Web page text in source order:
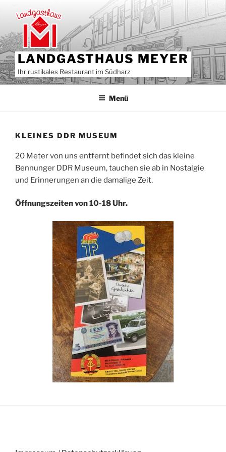
Inhalt
springen
LANDGASTHAUS MEYER
Ihr rustikales Restaurant im Südharz
Menü
KLEINES DDR MUSEUM
20 Meter von uns entfernt befindet sich das kleine
Bennunger DDR Museum, tauchen sie ab in Nostalgie
und Erinnerungen an die damalige Zeit.
Öffnungszeiten von 10-18 Uhr.